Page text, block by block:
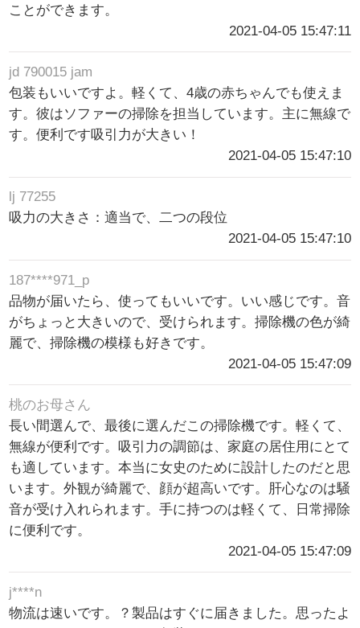
ことができます。
2021-04-05 15:47:11
jd 790015 jam
包装もいいですよ。軽くて、4歳の赤ちゃんでも使えま
す。彼はソファーの掃除を担当しています。主に無線で
す。便利です吸引力が大きい！
2021-04-05 15:47:10
lj 77255
吸力の大きさ：適当で、二つの段位
2021-04-05 15:47:10
187****971_p
品物が届いたら、使ってもいいです。いい感じです。音
がちょっと大きいので、受けられます。掃除機の色が綺
麗で、掃除機の模様も好きです。
2021-04-05 15:47:09
桃のお母さん
長い間選んで、最後に選んだこの掃除機です。軽くて、
無線が便利です。吸引力の調節は、家庭の居住用にとて
も適しています。本当に女史のために設計したのだと思
います。外観が綺麗で、顔が超高いです。肝心なのは騒
音が受け入れられます。手に持つのは軽くて、日常掃除
に便利です。
2021-04-05 15:47:09
j****n
物流は速いです。？製品はすぐに届きました。思ったよ